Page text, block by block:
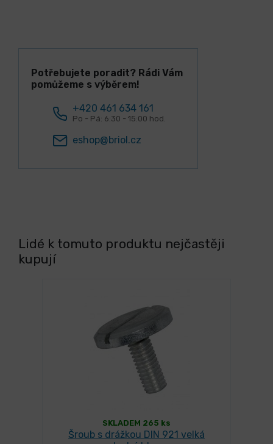
Potřebujete poradit? Rádi Vám
pomůžeme s výběrem!
+420 461 634 161
Po - Pá: 6:30 - 15:00 hod.
eshop@briol.cz
Lidé k tomuto produktu nejčastěji
kupují
SKLADEM 265 ks
Šroub s drážkou DIN 921 velká